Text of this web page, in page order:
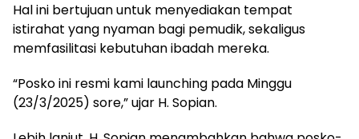
Hal ini bertujuan untuk menyediakan tempat
istirahat yang nyaman bagi pemudik, sekaligus
memfasilitasi kebutuhan ibadah mereka.
“Posko ini resmi kami launching pada Minggu
(23/3/2025) sore,” ujar H. Sopian.